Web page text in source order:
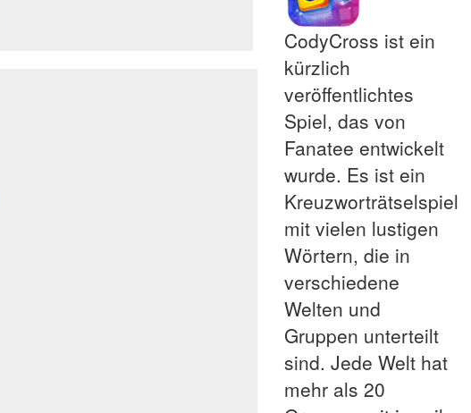
CodyCross ist ein
kürzlich
veröffentlichtes
Spiel, das von
Fanatee entwickelt
wurde. Es ist ein
Kreuzworträtselspiel
mit vielen lustigen
Wörtern, die in
verschiedene
Welten und
Gruppen unterteilt
sind. Jede Welt hat
mehr als 20